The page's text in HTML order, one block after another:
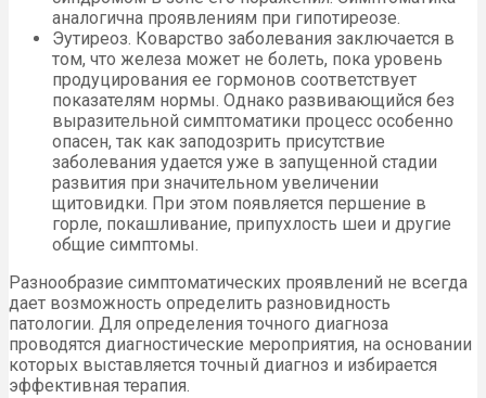
аналогична проявлениям при гипотиреозе.
Эутиреоз. Коварство заболевания заключается в
том, что железа может не болеть, пока уровень
продуцирования ее гормонов соответствует
показателям нормы. Однако развивающийся без
выразительной симптоматики процесс особенно
опасен, так как заподозрить присутствие
заболевания удается уже в запущенной стадии
развития при значительном увеличении
щитовидки. При этом появляется першение в
горле, покашливание, припухлость шеи и другие
общие симптомы.
Разнообразие симптоматических проявлений не всегда
дает возможность определить разновидность
патологии. Для определения точного диагноза
проводятся диагностические мероприятия, на основании
которых выставляется точный диагноз и избирается
эффективная терапия.